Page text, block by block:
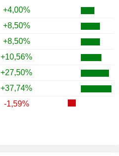
+4,00%
+8,50%
+8,50%
+10,56%
+27,50%
+37,74%
-1,59%